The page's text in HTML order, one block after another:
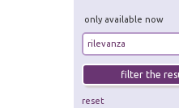
only available now
reset